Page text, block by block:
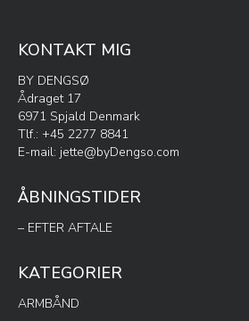
KONTAKT MIG
BY DENGSØ
Ådraget 17
6971 Spjald Denmark
Tlf.: +45 2277 8841
E-mail: jette@byDengso.com
ÅBNINGSTIDER
– EFTER AFTALE
KATEGORIER
ARMBÅND